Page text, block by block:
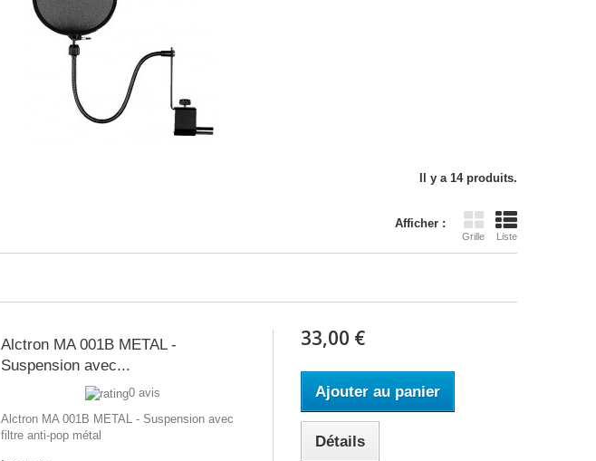
Il y a 14 produits.
Afficher :
Grille Liste
Alctron MA 001B METAL -
Suspension avec...
0 avis
Alctron MA 001B METAL - Suspension avec
filtre anti-pop métal
33,00 €
Ajouter au panier
Détails